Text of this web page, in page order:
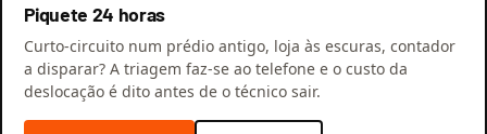
Piquete 24 horas
Curto-circuito num prédio antigo, loja às escuras, contador
a disparar? A triagem faz-se ao telefone e o custo da
deslocação é dito antes de o técnico sair.